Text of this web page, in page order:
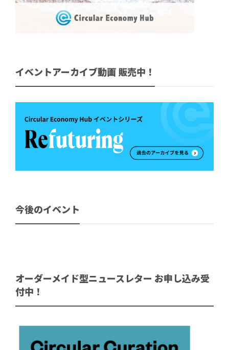
イベントアーカイブ動画 販売中！
今後のイベント
オーダーメイド型ニュースレター お申し込み受
付中！